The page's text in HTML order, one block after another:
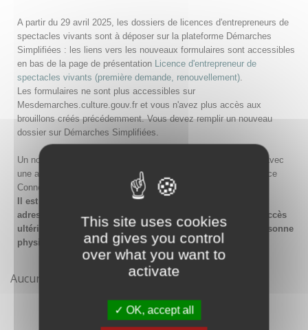
This site uses cookies
and gives you control
over what you want to
activate
OK, accept all
A partir du 29 avril 2025, les dossiers de licences d'entrepreneurs de
spectacles vivants sont à déposer sur la plateforme Démarches
Simplifiées : les liens vers les nouveaux formulaires sont accessibles
en bas de la page de présentation Licence d'entrepreneur de
spectacles vivants (première demande, renouvellement).
Les formulaires ne sont plus accessibles sur
Mesdemarches.culture.gouv.fr et vous n'avez plus accès aux
brouillons créés précédemment. Vous devez remplir un nouveau
dossier sur Démarches Simplifiées.
Un nouveau compte doit être créé sur Démarches Simplifiées avec
une adresse email et un mot de passe, ou en passant par France
Connect.
Il est conseillé lors de la création du compte de saisir une
adresse email générique de l'organisme afin de garantir l'accès
ultérieur au compte même en cas de changement de la personne
physique gestionnaire.
Aucune démarche pour le moment